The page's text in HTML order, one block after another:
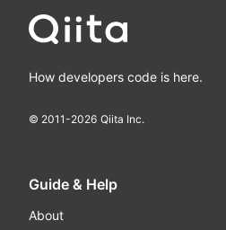
How developers code is here.
© 2011-2026 Qiita Inc.
Guide & Help
About